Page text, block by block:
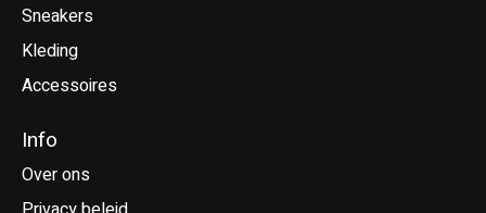
Sneakers
Kleding
Accessoires
Info
Over ons